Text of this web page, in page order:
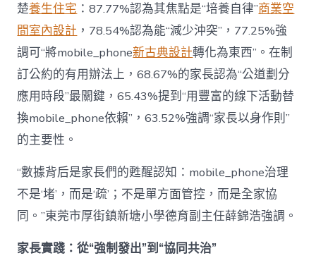
楚養生住宅 ：87.77%認為其焦點是“培養自律”商業空
間室內設計 ，78.54%認為能“減少沖突”，77.25%強
調可“將mobile_phone新古典設計轉化為東西”。在制
訂公約的有用辦法上，68.67%的家長認為“公道劃分
應用時段”最關鍵，65.43%提到“用豐富的線下活動替
換mobile_phone依賴”，63.52%強調“家長以身作則”
的主要性。
“數據背后是家長們的甦醒認知：mobile_phone治理
不是‘堵’，而是‘疏’；不是單方面管控，而是全家協
同。”東莞市厚街鎮新塘小學德育副主任薛錦浩強調。
家長實踐：從“強制發出”到“協同共治”